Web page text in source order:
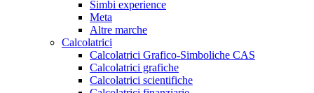
Simbi experience
Meta
Altre marche
Calcolatrici
Calcolatrici Grafico-Simboliche CAS
Calcolatrici grafiche
Calcolatrici scientifiche